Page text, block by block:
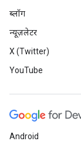
ब्लॉग
न्यूज़लेटर
X (Twitter)
YouTube
Android